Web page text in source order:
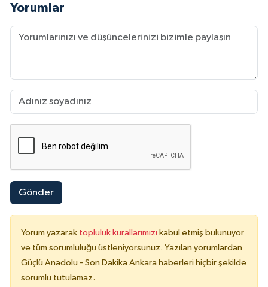
Yorumlar
Gönder
Yorum yazarak topluluk kurallarımızı kabul etmiş bulunuyor
ve tüm sorumluluğu üstleniyorsunuz. Yazılan yorumlardan
Güçlü Anadolu - Son Dakika Ankara haberleri hiçbir şekilde
sorumlu tutulamaz.